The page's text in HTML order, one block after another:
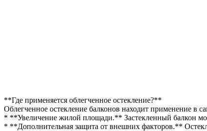
**Где применяется облегченное остекление?**
Облегченное остекление балконов находит применение в
* **Увеличение жилой площади.** Застекленный балкон
* **Дополнительная защита от внешних факторов.**